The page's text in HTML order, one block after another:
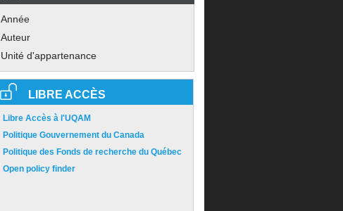
Année
Auteur
Unité d'appartenance
LIBRE ACCÈS
Libre Accès à l'UQAM
Politique Gouvernement du Canada
Politique des Fonds de recherche du Québec
Open policy finder